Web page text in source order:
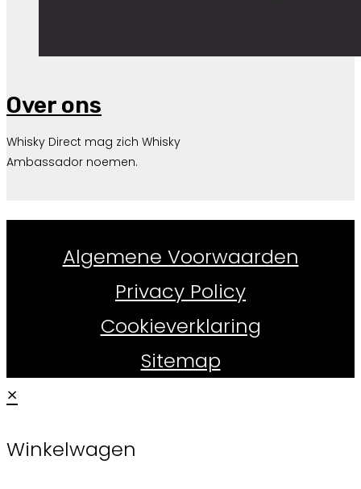
Over ons
Whisky Direct mag zich Whisky
Ambassador noemen.
Algemene Voorwaarden
Privacy Policy
Cookieverklaring
Sitemap
×
Winkelwagen